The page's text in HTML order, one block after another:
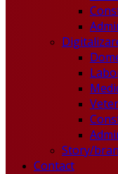
Story/
Contact